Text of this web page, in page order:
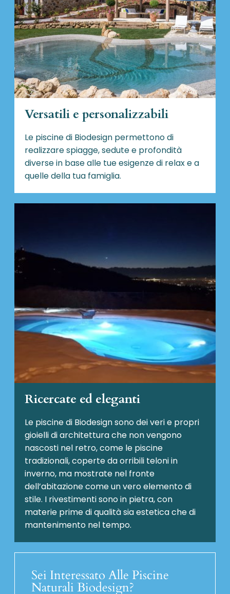
Versatili e personalizzabili
Le piscine di Biodesign permettono di
realizzare spiagge, sedute e profondità
diverse in base alle tue esigenze di relax e a
quelle della tua famiglia.
Ricercate ed eleganti
Le piscine di Biodesign sono dei veri e propri
gioielli di architettura che non vengono
nascosti nel retro, come le piscine
tradizionali, coperte da orribili teloni in
inverno, ma mostrate nel fronte
dell’abitazione come un vero elemento di
stile. I rivestimenti sono in pietra, con
materie prime di qualità sia estetica che di
mantenimento nel tempo.
Sei Interessato Alle Piscine
Naturali Biodesign?